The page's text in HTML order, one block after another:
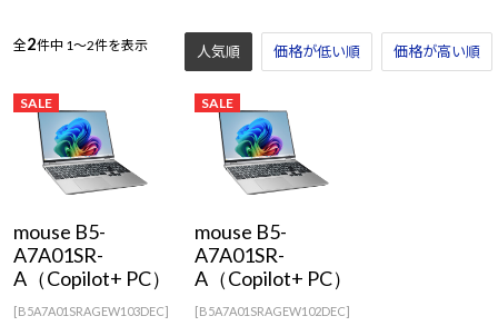
ディスプレイ
Copilot+ PC
Windows 11|Copilot+ PC
AIおすすめパソコン
全2件中 1～2件を表示 人気順 価格が低い順 価格が高い順
SALE
mouse B5-
A7A01SR-
A（Copilot+ PC）
[B5A7A01SRAGEW103DEC]
SALE
mouse B5-
A7A01SR-
A（Copilot+ PC）
[B5A7A01SRAGEW102DEC]